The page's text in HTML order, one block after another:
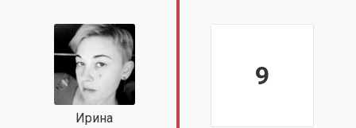
Ирина
9